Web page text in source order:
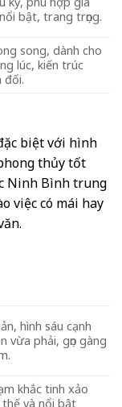
bật, trang trọng.
song, dành cho
lúc, kiến trúc
đối.
biệt với hình
thủy tốt
Ninh Bình trung
việc có mái hay
hình sáu cạnh
vừa phải, gọn gàng
khắc tinh xảo
và nổi bật